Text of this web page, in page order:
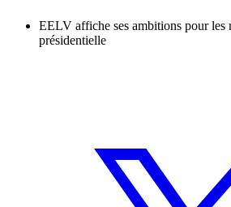
EELV affiche ses ambitions pour
présidentielle